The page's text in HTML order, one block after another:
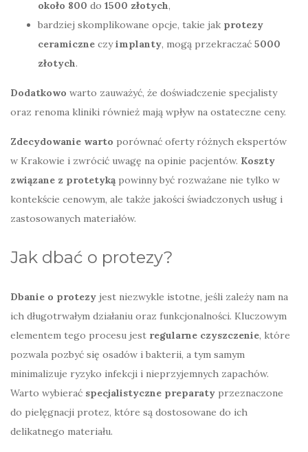
około 800 do 1500 złotych,
bardziej skomplikowane opcje, takie jak protezy
ceramiczne czyimplanty, mogą przekraczać 5000
złotych.
Dodatkowo warto zauważyć, że doświadczenie specjalisty
oraz renoma kliniki również mają wpływ na ostateczne ceny.
Zdecydowanie warto porównać oferty różnych ekspertów
w Krakowie i zwrócić uwagę na opinie pacjentów. Koszty
związane z protetyką powinny być rozważane nie tylko w
kontekście cenowym, ale także jakości świadczonych usług i
zastosowanych materiałów.
Jak dbać o protezy?
Dbanie o protezy jest niezwykle istotne, jeśli zależy nam na
ich długotrwałym działaniu oraz funkcjonalności. Kluczowym
elementem tego procesu jest regularne czyszczenie, które
pozwala pozbyć się osadów i bakterii, a tym samym
minimalizuje ryzyko infekcji i nieprzyjemnych zapachów.
Warto wybierać specjalistyczne preparaty przeznaczone
do pielęgnacji protez, które są dostosowane do ich
delikatnego materiału.